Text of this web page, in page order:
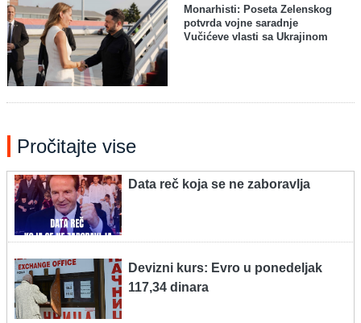
Monarhisti: Poseta Zelenskog
potvrda vojne saradnje
Vučićeve vlasti sa Ukrajinom
Pročitajte vise
Data reč koja se ne zaboravlja
Devizni kurs: Evro u ponedeljak
117,34 dinara